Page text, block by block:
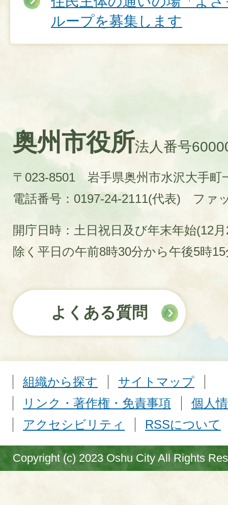
ループを募集します
奥州市役所法人番号
〒023-8501 岩手県奥州市水沢大手町
電話番号：0197-24-2111(代表)
ファ
開庁日時：土日祝日及び年末年始(12
除く平日の午前8時30分から午後5時
よくある質問
組織から探す
サイトマップ
リンク・著作権・免責事項
個人
アクセシビリティ
RSSについて
Copyright (c) 2023 Oshu City All Rights